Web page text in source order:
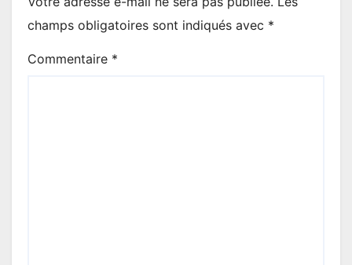
champs obligatoires sont indiqués avec *
Commentaire *